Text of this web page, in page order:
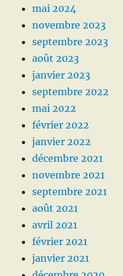
mai 2024
novembre 2023
septembre 2023
août 2023
janvier 2023
septembre 2022
mai 2022
février 2022
janvier 2022
décembre 2021
novembre 2021
septembre 2021
août 2021
avril 2021
février 2021
janvier 2021